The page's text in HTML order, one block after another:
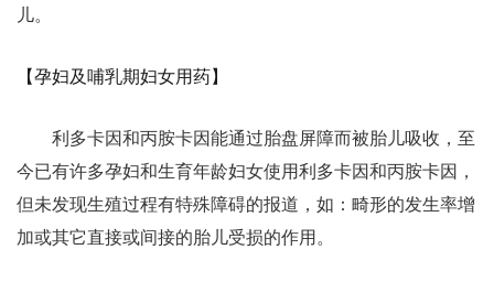
儿。
【孕妇及哺乳期妇女用药】
利多卡因和丙胺卡因能通过胎盘屏障而被胎儿吸收，至
今已有许多孕妇和生育年龄妇女使用利多卡因和丙胺卡因，
但未发现生殖过程有特殊障碍的报道，如：畸形的发生率增
加或其它直接或间接的胎儿受损的作用。